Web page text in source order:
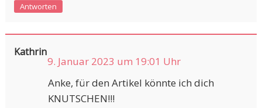
Antworten
Kathrin
9. Januar 2023 um 19:01 Uhr
Anke, für den Artikel könnte ich dich
KNUTSCHEN!!!